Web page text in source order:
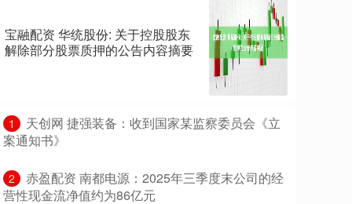
宝融配资 华统股份: 关于控股股东
解除部分股票质押的公告内容摘要
1
​天创网 捷强装备：收到国家某监察委员会《立
案通知书》
2
​赤盈配资 南都电源：2025年三季度末公司的经
营性现金流净值约为86亿元